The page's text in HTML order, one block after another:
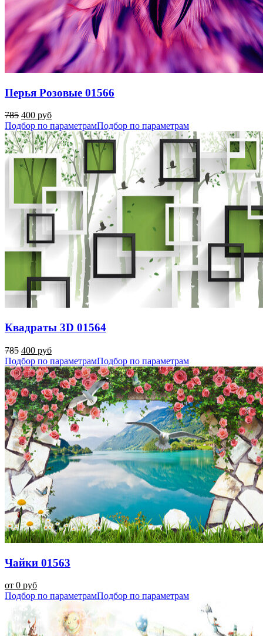
Перья Розовые 01566
785 400 руб
Подбор по параметрамПодбор по параметрам
Квадраты 3D 01564
785 400 руб
Подбор по параметрамПодбор по параметрам
Чайки 01563
от 0 руб
Подбор по параметрамПодбор по параметрам